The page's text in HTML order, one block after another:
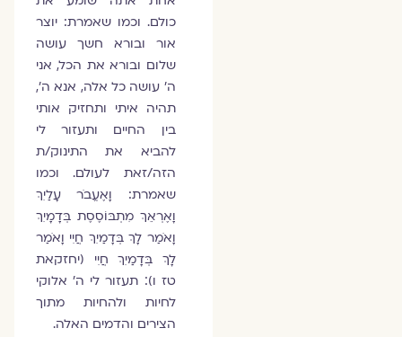
כולם. וכמו שאמרת: יוצר
אור ובורא חשך עושה
שלום ובורא את הכל, אני
ה' עושה כל אלה, אנא ה',
תהיה איתי ותחזיק אותי
בין החיים ותעזור לי
להביא את התינוק/ת
הזה/זאת לעולם. וכמו
שאמרת: וָאֶעֱבֹר עָלַיִךְ
וָאֶרְאֵךְ מִתְבּוֹסֶסֶת בְּדָמָיִךְ
וָאֹמַר לָךְ בְּדָמַיִךְ חֲיִי וָאֹמַר
לָךְ בְּדָמַיִךְ חֲיִי (יחזקאת
טז ו)׃ תעזור לי ה' אלוקי
לחיות ולהחיות מתוך
הצירים והדמים האלה.